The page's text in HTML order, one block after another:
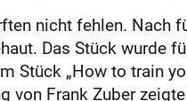
nicht fehlen. Nach
Das Stück wurde
Stück „How to train
von Frank Zuber